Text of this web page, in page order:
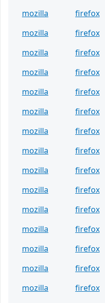
mozilla
firefox
mozilla
firefox
mozilla
firefox
mozilla
firefox
mozilla
firefox
mozilla
firefox
mozilla
firefox
mozilla
firefox
mozilla
firefox
mozilla
firefox
mozilla
firefox
mozilla
firefox
mozilla
firefox
mozilla
firefox
mozilla
firefox